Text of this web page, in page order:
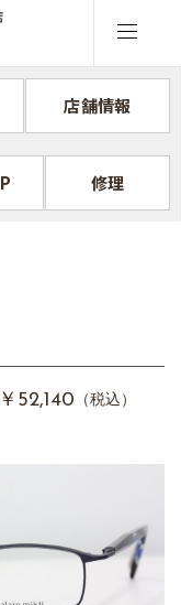
店舗情報
修理
￥52,140 （税込）